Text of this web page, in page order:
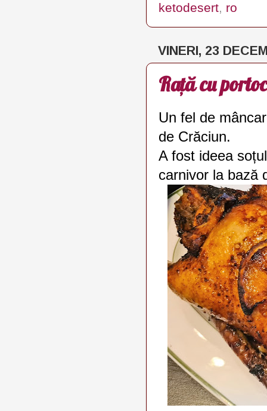
ketodesert, ro
VINERI, 23
Rață cu
Un fel de
de Crăciun.
A fost ideea
carnivor la bază